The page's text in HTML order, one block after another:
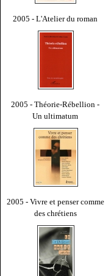
2005 - L'Atelier du roman
2005 - Théorie-Rébellion -
Un ultimatum
2005 - Vivre et penser comme
des chrétiens